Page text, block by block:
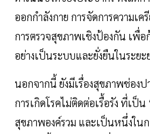
ออกกำลังกาย การจัดการความเค
การตรวจสุขภาพเชิงป้องกัน เพื่อ
อย่างเป็นระบบและยั่งยืนในระยะ
นอกจากนี้ ยังมีเรื่องสุขภาพช่อง
การเกิดโรคไม่ติดต่อเรื้อรัง ที่เป็
สุขภาพองค์รวม และเป็นหนึ่งใน